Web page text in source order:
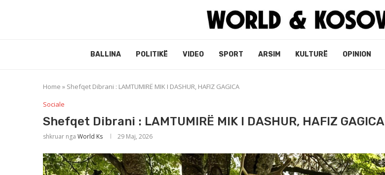
BALLINA POLITIKË VIDEO SPORT ARSIM KULTURË OPINION
Home » Shefqet Dibrani : LAMTUMIRË MIK I DASHUR, HAFIZ GAGICA
Sociale
Shefqet Dibrani : LAMTUMIRË MIK I DASHUR, HAFIZ GAGICA
shkruar nga World Ks 29 Maj, 2026